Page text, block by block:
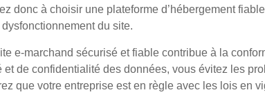
donc à choisir une plateforme d’hébergement
du site.
e-marchand sécurisé et fiable contribue à la
et de confidentialité des données, vous évitez les
que votre entreprise est en règle avec les lois en